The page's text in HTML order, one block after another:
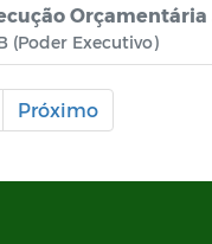
(Poder Executivo)
Próximo